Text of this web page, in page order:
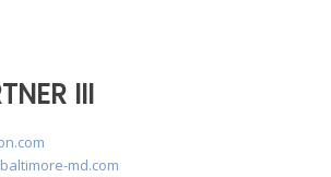
III
md.com